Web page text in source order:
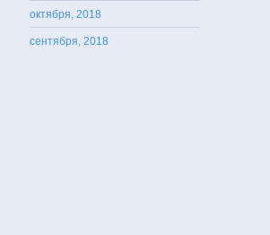
октября, 2018
сентября, 2018